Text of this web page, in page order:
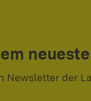
Newsletter der